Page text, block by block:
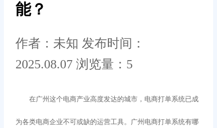
能？
作者：未知 发布时间：
2025.08.07 浏览量：5
在广州这个电商产业高度发达的城市，电商打单系统已成
为各类电商企业不可或缺的运营工具。广州电商打单系统有哪